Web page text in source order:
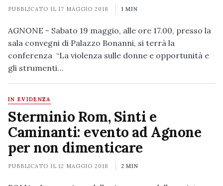
PUBBLICATO IL17 MAGGIO 2018 1 MIN
AGNONE - Sabato 19 maggio, alle ore 17.00, presso la
sala convegni di Palazzo Bonanni, si terrà la
conferenza “La violenza sulle donne e opportunità e
gli strumenti…
IN EVIDENZA
Sterminio Rom, Sinti e
Caminanti: evento ad Agnone
per non dimenticare
PUBBLICATO IL12 MAGGIO 2018 2 MIN